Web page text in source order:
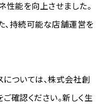
性能を向上させました。
持続可能な店舗運営を
ついては、株式会社創
確認ください。新しく生